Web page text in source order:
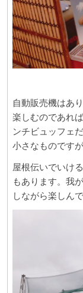
自動販売機はあ
楽しむのであれ
ンチビュッフェ
小さなものです
屋根伝いでいけ
もあります。我
しながら楽しん